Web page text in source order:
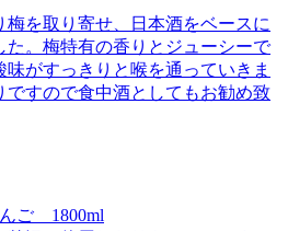
梅を取り寄せ、日本酒をベースに
た。梅特有の香りとジューシーで
がすっきりと喉を通っていきま
ですので食中酒としてもお勧め致
ご 1800ml